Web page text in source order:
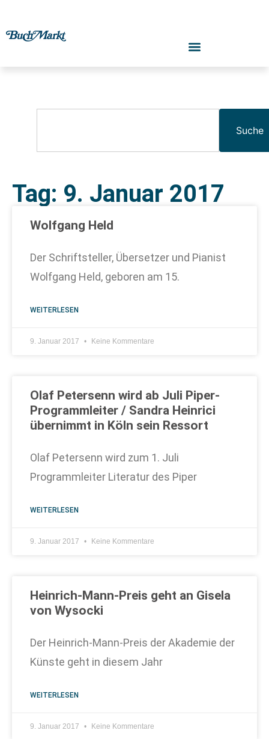
Suche
Tag: 9. Januar 2017
Wolfgang Held
Der Schriftsteller, Übersetzer und Pianist
Wolfgang Held, geboren am 15.
WEITERLESEN
9. Januar 2017 Keine Kommentare
Olaf Petersenn wird ab Juli Piper-
Programmleiter / Sandra Heinrici
übernimmt in Köln sein Ressort
Olaf Petersenn wird zum 1. Juli
Programmleiter Literatur des Piper
WEITERLESEN
9. Januar 2017 Keine Kommentare
Heinrich-Mann-Preis geht an Gisela
von Wysocki
Der Heinrich-Mann-Preis der Akademie der
Künste geht in diesem Jahr
WEITERLESEN
9. Januar 2017 Keine Kommentare